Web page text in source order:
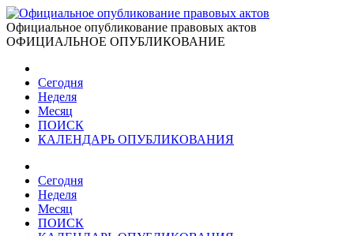
Официальное опубликование правовых актов
ОФИЦИАЛЬНОЕ ОПУБЛИКОВАНИЕ
Сегодня
Неделя
Месяц
ПОИСК
КАЛЕНДАРЬ ОПУБЛИКОВАНИЯ
Сегодня
Неделя
Месяц
ПОИСК